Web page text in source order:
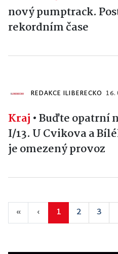
nový pumptrack.
rekordním čase
REDAKCE ILIBERECKO 16.
Kraj •Buďte opatrní
I/13. U Cvikova a
je omezený provoz
« ‹ 1 2 3